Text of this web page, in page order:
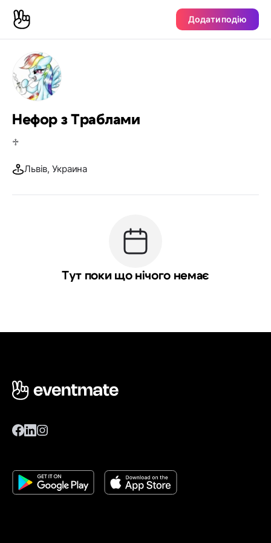
Додати подію
Нефор з Траблами
♱
Львів, Украина
Тут поки що нічого немає